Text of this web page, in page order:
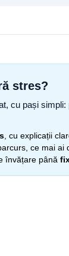
stres?
cu pași
, cu explicații
ce mai ai
învățare până